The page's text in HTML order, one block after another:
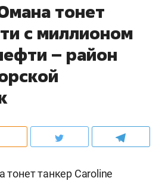
тонет
с миллионом
– район
танкер Caroline